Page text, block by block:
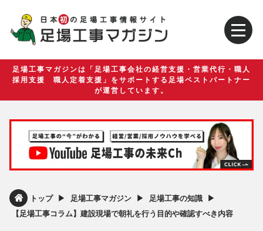
足場工事マガジンは「足場工事会社の経営支援・営業代行・職人
採用支援 職人定着支援」をサポートする足場ベストパートナー
が運営しています。
トップ ▶︎ 足場工事マガジン ▶︎ 足場工事の知識 ▶︎
【足場工事コラム】建設現場で朝礼を行う目的や確認すべき内容